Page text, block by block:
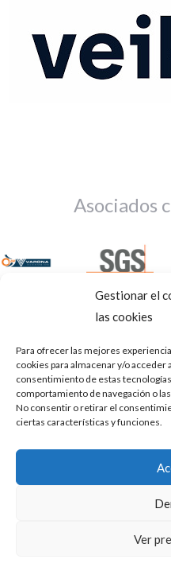
Gestionar el
las cookies
Para ofrecer las mejores
cookies para almacenar y/o
consentimiento de estas
comportamiento de navegación o
No consentir o retirar el
ciertas características y funciones.
Ver
Asociados
Aviso Legal Política de
ASOCIACIÓN DE
Mediación, Arbitraje y
Puedes aprender más